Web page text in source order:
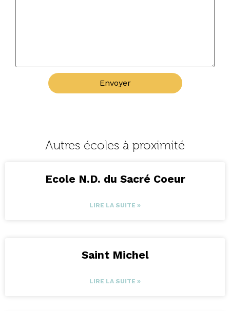
Envoyer
Autres écoles à proximité
Ecole N.D. du Sacré Coeur
LIRE LA SUITE »
Saint Michel
LIRE LA SUITE »